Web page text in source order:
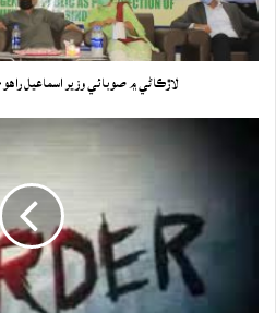
لاڙڪاڻي ۾ صوبائي وزير اسماعيل